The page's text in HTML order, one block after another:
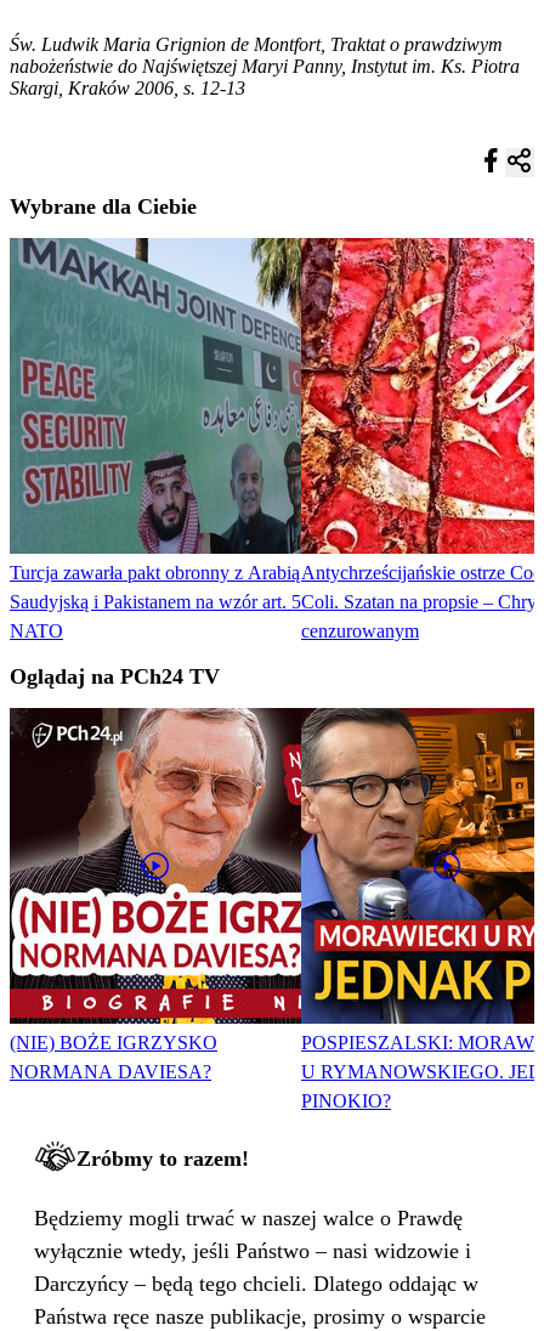
Św. Ludwik Maria Grignion de Montfort, Traktat o prawdziwym
nabożeństwie do Najświętszej Maryi Panny, Instytut im. Ks. Piotra
Skargi, Kraków 2006, s. 12-13
Wybrane dla Ciebie
Turcja zawarła pakt obronny z Arabią
Saudyjską i Pakistanem na wzór art. 5
NATO
Antychrześcijańskie ostrze
Coli. Szatan na propsie –
cenzurowanym
Oglądaj na PCh24 TV
(NIE) BOŻE IGRZYSKO
NORMANA DAVIESA?
POSPIESZALSKI:
U RYMANOWSKIEGO.
PINOKIO?
Zróbmy to razem!
Będziemy mogli trwać w naszej walce o Prawdę
wyłącznie wtedy, jeśli Państwo – nasi widzowie i
Darczyńcy – będą tego chcieli. Dlatego oddając w
Państwa ręce nasze publikacje, prosimy o wsparcie